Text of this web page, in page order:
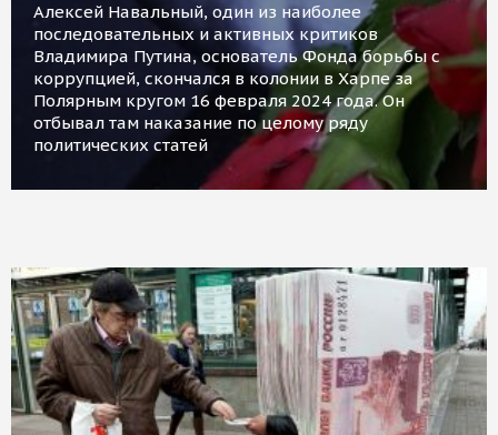
Алексей Навальный, один из наиболее
последовательных и активных критиков
Владимира Путина, основатель Фонда борьбы с
коррупцией, скончался в колонии в Харпе за
Полярным кругом 16 февраля 2024 года. Он
отбывал там наказание по целому ряду
политических статей